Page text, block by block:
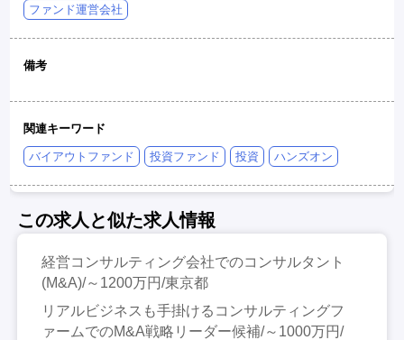
ファンド運営会社
備考
関連キーワード
バイアウトファンド 投資ファンド 投資 ハンズオン
この求人と似た求人情報
経営コンサルティング会社でのコンサルタント
(M&A)/～1200万円/東京都
リアルビジネスも手掛けるコンサルティングフ
ァームでのM&A戦略リーダー候補/～1000万円/